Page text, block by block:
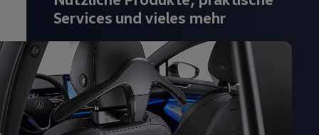
Magazin
Lifestyle
Transport
Familie
Elektromobilität
Volkswagen R
Pannen- und Unfallhilfe
Volkswagen Kundenbetreuung
Services und vieles mehr